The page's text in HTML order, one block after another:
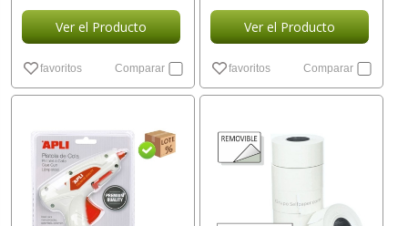
Ver el Producto
favoritos Comparar
Ver el Producto
favoritos Comparar